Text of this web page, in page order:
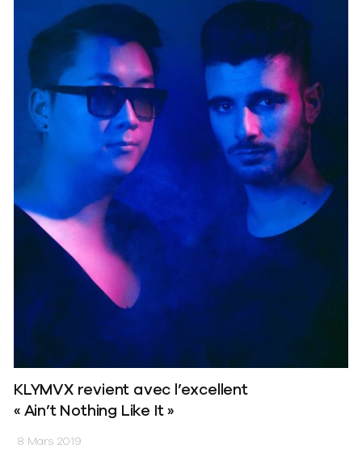
KLYMVX revient avec l’excellent
« Ain’t Nothing Like It »
8 Mars 2019